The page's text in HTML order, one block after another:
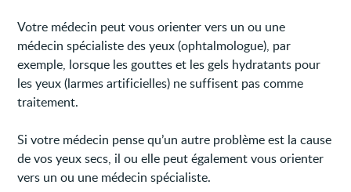
Votre médecin peut vous orienter vers un ou une
médecin spécialiste des yeux (ophtalmologue), par
exemple, lorsque les gouttes et les gels hydratants pour
les yeux (larmes artificielles) ne suffisent pas comme
traitement.
Si votre médecin pense qu’un autre problème est la cause
de vos yeux secs, il ou elle peut également vous orienter
vers un ou une médecin spécialiste.